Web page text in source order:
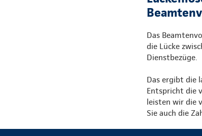
Das
die Lücke
Dienstbezüge.
Das ergibt die
Entspricht die
leisten wir die
Sie auch die